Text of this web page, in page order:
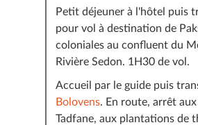
Petit déjeuner à l'hôtel puis
pour vol à destination de
coloniales au confluent du
Rivière Sedon. 1H30 de vol.
Accueil par le guide puis
Bolovens. En route, arrêt aux
Tadfane, aux plantations de